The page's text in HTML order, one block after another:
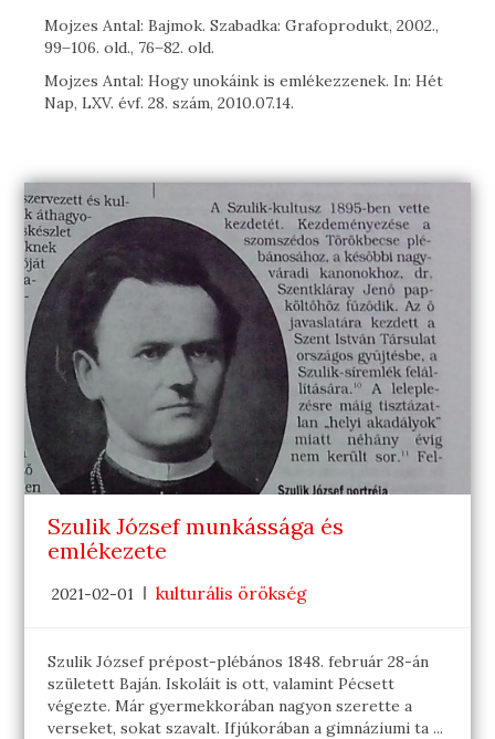
Mojzes Antal: Bajmok. Szabadka: Grafoprodukt, 2002.,
99 ̶ 106. old., 76 ̶ 82. old.
Mojzes Antal: Hogy unokáink is emlékezzenek. In: Hét
Nap, LXV. évf. 28. szám, 2010.07.14.
Szulik József munkássága és
emlékezete
2021-02-01 kulturális örökség
Szulik József prépost-plébános 1848. február 28-án
született Baján. Iskoláit is ott, valamint Pécsett
végezte. Már gyermekkorában nagyon szerette a
verseket, sokat szavalt. Ifjúkorában a gimnáziumi ta ...